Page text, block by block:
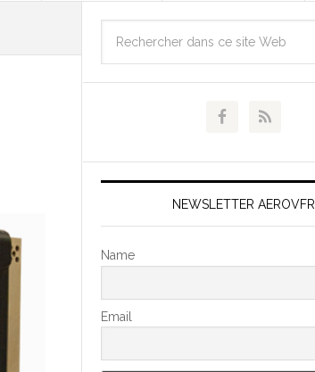
NEWSLETTER AEROVFR
Name
Email